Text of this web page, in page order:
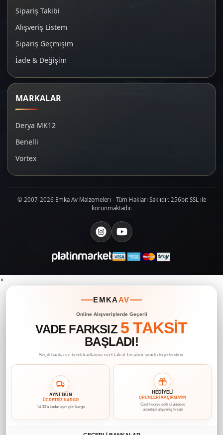
Sipariş Takibi
Alışveriş Listem
Sipariş Geçmişim
İade & Değişim
MARKALAR
Derya MK12
Benelli
Vortex
© 2007-2026 Emka Av Malzemeleri - Tüm Hakları Saklıdır. 256bit SSL ile
korunmaktadır.
×
EMKAAV
Online Alışverişlerde Geçerli
VADE FARKSIZ 5 TAKSİT
BAŞLADI!
Seçili banka ve kredi kartlarına özel taksit fırsatını şimdi değerlendirin.
AYNI GÜN
ÜCRETSİZ KARGO
14.30’a kadar aynı gün kargo
HEDİYELİ
ÜRÜNLERİ KAÇIRMAYIN
Özel hediye setli ürünlerde
avantajlı alışveriş fırsatı